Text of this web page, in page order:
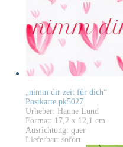
„nimm dir zeit für dich“
Postkarte pk5027
Urheber: Hanne Lund
Format: 17,2 x 12,1 cm
Ausrichtung: quer
Lieferbar: sofort